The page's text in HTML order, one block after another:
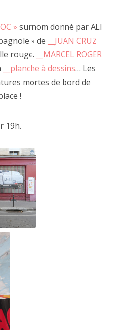
» surnom donné par ALI
» de
__JUAN CRUZ
rouge.
__MARCEL ROGER
__planche à dessins… Les
mortes de bord de
!
19h.
OU PAS.